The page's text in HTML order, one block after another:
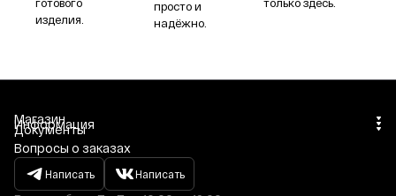
изделия.
просто и
надёжно.
Вопросы о заказах
Написать Написать
Магазин
Информация
Документы